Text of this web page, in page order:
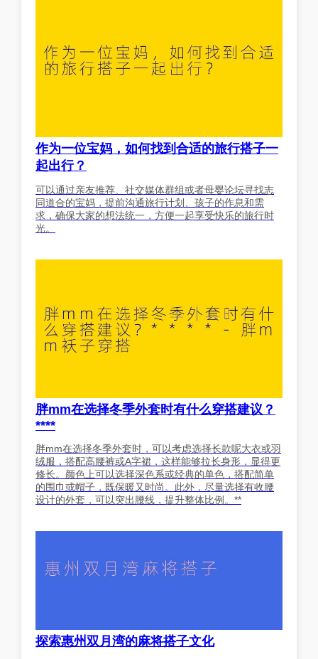
作为一位宝妈，如何找到合适的旅行搭子一
起出行？
可以通过亲友推荐、社交媒体群组或者母婴论坛寻找志
同道合的宝妈，提前沟通旅行计划、孩子的作息和需
求，确保大家的想法统一，方便一起享受快乐的旅行时
光。
胖mm在选择冬季外套时有什么穿搭建议？
****
胖mm在选择冬季外套时，可以考虑选择长款呢大衣或羽
绒服，搭配高腰裤或A字裙，这样能够拉长身形，显得更
修长。颜色上可以选择深色系或经典的单色，搭配简单
的围巾或帽子，既保暖又时尚。此外，尽量选择有收腰
设计的外套，可以突出腰线，提升整体比例。**
探索惠州双月湾的麻将搭子文化